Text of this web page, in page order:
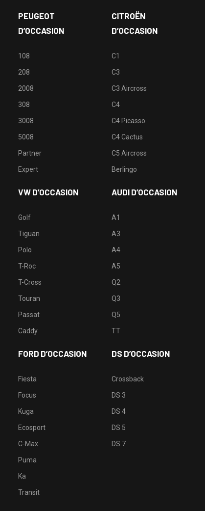
PEUGEOT
D’OCCASION
108
208
2008
308
3008
5008
Partner
Expert
VW D’OCCASION
Golf
Tiguan
Polo
T-Roc
T-Cross
Touran
Passat
Caddy
FORD D’OCCASION
Fiesta
Focus
Kuga
Ecosport
C-Max
Puma
Ka
Transit
CITROËN
D’OCCASION
C1
C3
C3 Aircross
C4
C4 Picasso
C4 Cactus
C5 Aircross
Berlingo
AUDI D’OCCASION
A1
A3
A4
A5
Q2
Q3
Q5
TT
DS D’OCCASION
Crossback
DS 3
DS 4
DS 5
DS 7